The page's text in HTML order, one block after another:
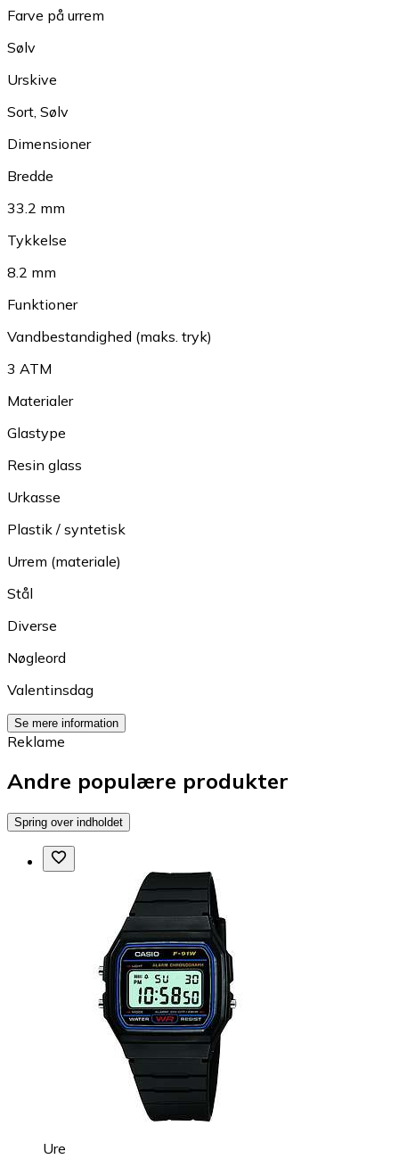
Farve på urrem
Sølv
Urskive
Sort Sølv
Dimensioner
Bredde
33.2 mm
Tykkelse
8.2 mm
Funktioner
Vandbestandighed (maks. tryk)
3 ATM
Materialer
Glastype
Resin glass
Urkasse
Plastik / syntetisk
Urrem (materiale)
Stål
Diverse
Nøgleord
Valentinsdag
Se mere information
Reklame
Andre populære produkter
Spring over indholdet
Ure